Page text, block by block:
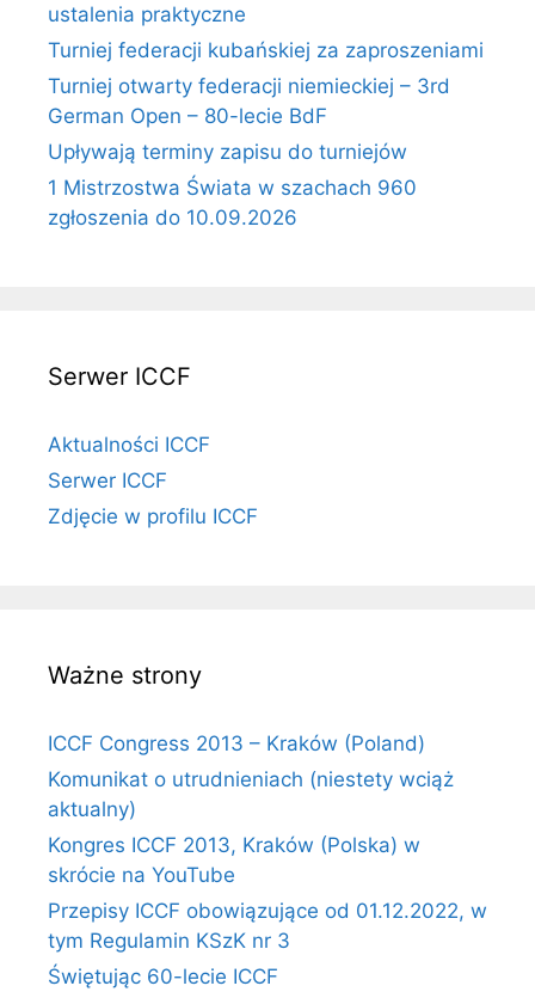
ustalenia praktyczne
Turniej federacji kubańskiej za zaproszeniami
Turniej otwarty federacji niemieckiej – 3rd
German Open – 80-lecie BdF
Upływają terminy zapisu do turniejów
1 Mistrzostwa Świata w szachach 960
zgłoszenia do 10.09.2026
Serwer ICCF
Aktualności ICCF
Serwer ICCF
Zdjęcie w profilu ICCF
Ważne strony
ICCF Congress 2013 – Kraków (Poland)
Komunikat o utrudnieniach (niestety wciąż
aktualny)
Kongres ICCF 2013, Kraków (Polska) w
skrócie na YouTube
Przepisy ICCF obowiązujące od 01.12.2022, w
tym Regulamin KSzK nr 3
Świętując 60-lecie ICCF